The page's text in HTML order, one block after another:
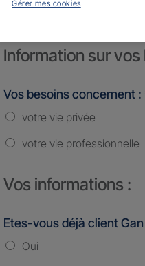
Information sur vos
Vos besoins concernent :
votre vie privée
votre vie professionnelle
Vos informations :
Etes-vous déjà client
Oui
Gérer mes cookies